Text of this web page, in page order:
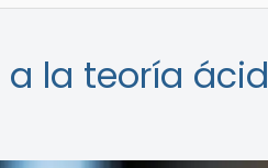
la teoría